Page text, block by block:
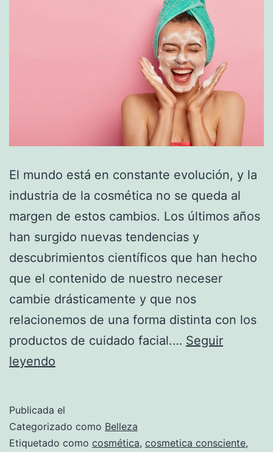
El mundo está en constante evolución, y la
industria de la cosmética no se queda al
margen de estos cambios. Los últimos años
han surgido nuevas tendencias y
descubrimientos científicos que han hecho
que el contenido de nuestro neceser
cambie drásticamente y que nos
relacionemos de una forma distinta con los
productos de cuidado facial.… Seguir
leyendo
que
han
Publicada el
Categorizado como Belleza
Etiquetado como cosmética, cosmetica consciente,